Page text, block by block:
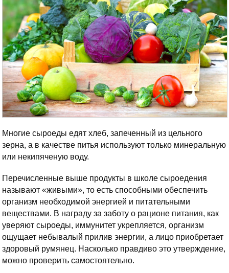
Многие сыроеды едят хлеб, запеченный из цельного
зерна, а в качестве питья используют только минеральную
или некипяченую воду.
Перечисленные выше продукты в школе сыроедения
называют «живыми», то есть способными обеспечить
организм необходимой энергией и питательными
веществами. В награду за заботу о рационе питания, как
уверяют сыроеды, иммунитет укрепляется, организм
ощущает небывалый прилив энергии, а лицо приобретает
здоровый румянец. Насколько правдиво это утверждение,
можно проверить самостоятельно.